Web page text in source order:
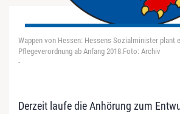
Wappen von Hessen: Hessens Sozialminister plant
Pflegeverordnung ab Anfang 2018.Foto: Archiv
-
Derzeit laufe die Anhörung zum